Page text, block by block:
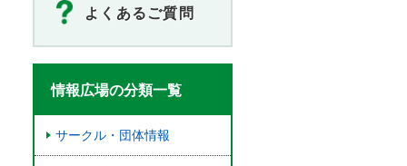
よくあるご質問
情報広場の分類一覧
サークル・団体情報